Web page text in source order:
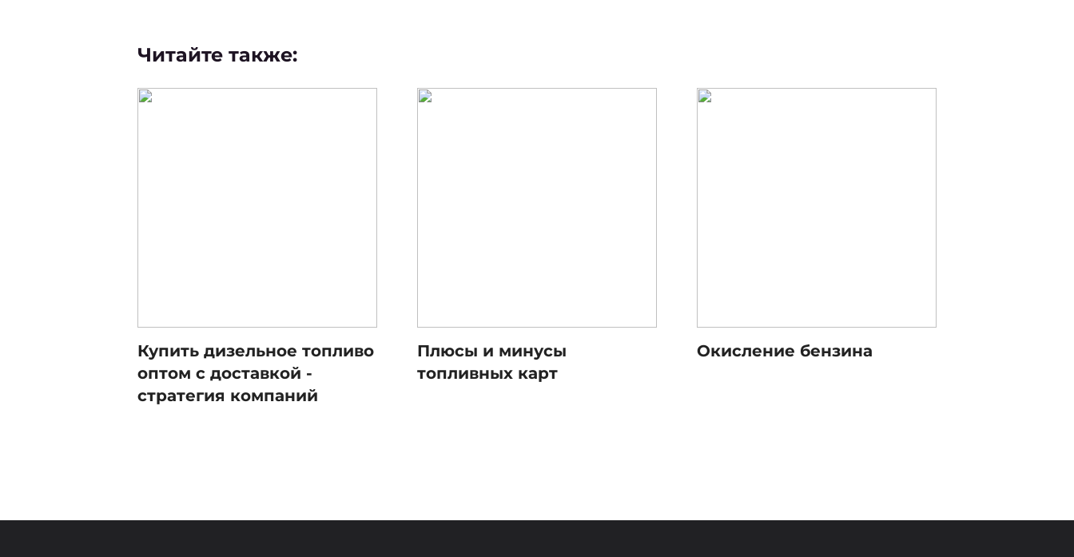
Читайте также:
Купить дизельное топливо
оптом с доставкой -
стратегия компаний
Плюсы и минусы
топливных карт
Окисление бензина